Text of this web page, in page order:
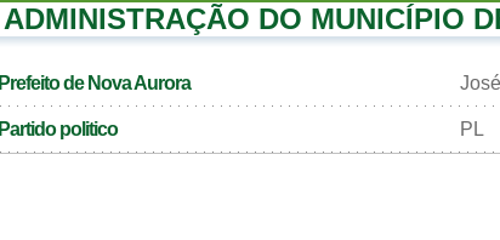
ADMINISTRAÇÃO DO MUNICÍPIO
Prefeito de Nova Aurora
Partido politico PL